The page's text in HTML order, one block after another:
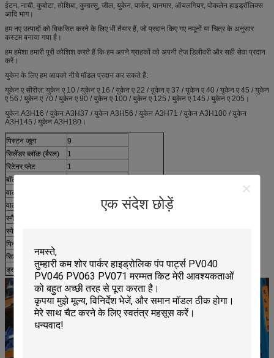
एक संदेश छोड़ें
ईटन, नाची, कुबोटा, तोशिबा, कुमात्सु, जील, युकेन, पार्कर, यानमार, ऑयलगियर, पोकलेन हाइड्रॉलिक्स
आदि भाग।
हम नए उत्पादों को विकसित करने के लिए भी तैयार हैं, जो प्रदान किए गए नमूनों या चित्र के अनुसार
कस्टम बनाया गया है।
हम हमेशा हमारी पूरी कोशिश करते हैं कि हम अपने ग्राहकों को अपनी तेज़ डिलीवरी और सही सेवा प्रदान
करें।
युकेन के लिए हम आपको नीचे मॉडल प्रदान कर सकते हैं:
युकेन ए सीरीज़: युकेन ए 10 / युकेन ए 16 / युकेन ए 22 / युकेन ए 37 / युकेन ए 40 / युकेन ए 45 / युकेन
ए 56 / युकेन ए 70 / युकेन ए 90 / युकेन ए 100 / युकेन ए 125 / युकेन ए 145 / युकेन ए 205।
युकेन A3H16 / युकेन A3H37 / युकेन A3H56 / युकेन A3H71 / युकेन A3H100 / युकेन
A3H145 / युकेन A3H180।
पिस्टन जूता
9
सिलेंडर ब्लॉक (बैरल)
1
रिटेनर प्लेट
1
बॉल गाइड
वाल्व प्लेट आर
वाल्व प्लेट एल
स्नैप रिंग
स्पेसर
पिन दबाएं
सिलेंडर ब्लॉक (बैरल)
ड्राइव शाफ्ट
1